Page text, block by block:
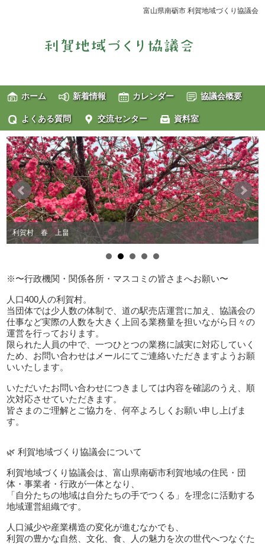
富山県南砺市 利賀地域づくり協議会
ホーム 新着情報 カレンダー 協議会概要
よくある質問 交流センター 資料室
利賀村 夏 百瀬川
※〜行政機関・関係各所・マスコミの皆さまへお願い〜
人口400人の利賀村。
当団体では少人数の体制で、道の駅売店運営に加え、協議会の
仕事など実際の人数を大きく上回る業務量を担いながら日々の
運営を行っております。
限られた人員の中で、一つひとつの業務に誠実に対応していく
ため、お問い合わせはメールにてご連絡いただきますようお願
いいたします。
いただいたお問い合わせにつきましては内容を確認のうえ、順
次対応させていただきます。
皆さまのご理解とご協力を、何卒よろしくお願い申し上げま
す。
🌿 利賀地域づくり協議会について
利賀地域づくり協議会は、富山県南砺市利賀地域の住民・団
体・事業者・行政が一体となり、
「自分たちの地域は自分たちの手でつくる」を理念に活動する
地域運営組織です。
人口減少や産業構造の変化が進むなかでも、
利賀の豊かな自然、文化、食、人の魅力を次の世代へつなぐた